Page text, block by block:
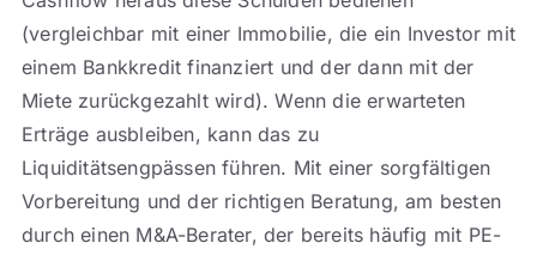
(vergleichbar mit einer Immobilie, die ein Investor mit
einem Bankkredit finanziert und der dann mit der
Miete zurückgezahlt wird). Wenn die erwarteten
Erträge ausbleiben, kann das zu
Liquiditätsengpässen führen. Mit einer sorgfältigen
Vorbereitung und der richtigen Beratung, am besten
durch einen M&A-Berater, der bereits häufig mit PE-